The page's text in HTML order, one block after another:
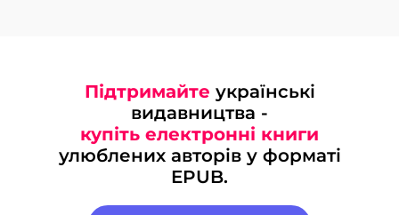
Підтримайте українські
видавництва -
купіть електронні книги
улюблених авторів у форматі
EPUB.